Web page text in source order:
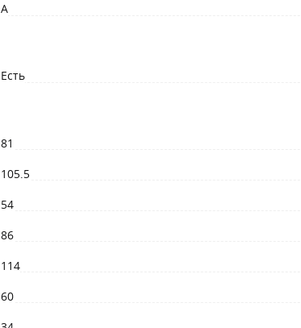
A
Есть
81
105.5
54
86
114
60